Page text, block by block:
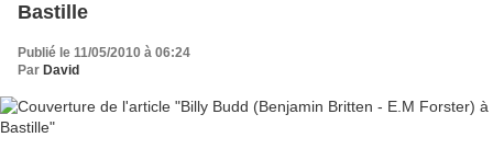
Bastille
Publié le 11/05/2010 à 06:24
Par David